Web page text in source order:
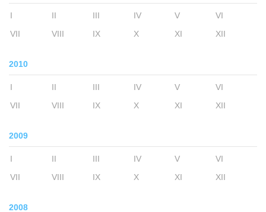
I II III IV V
VI
VII
VIII IX X XI XII
2010
I II III IV V
VI
VII
VIII IX X XI XII
2009
I II III IV V
VI
VII
VIII IX X XI XII
2008